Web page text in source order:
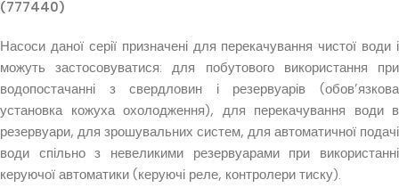
(777440)
Насоси даної серії призначені для перекачування чистої води і
можуть застосовуватися: для побутового використання при
водопостачанні з свердловин і резервуарів (обов’язкова
установка кожуха охолодження), для перекачування води в
резервуари, для зрошувальних систем, для автоматичної подачі
води спільно з невеликими резервуарами при використанні
керуючої автоматики (керуючі реле, контролери тиску).